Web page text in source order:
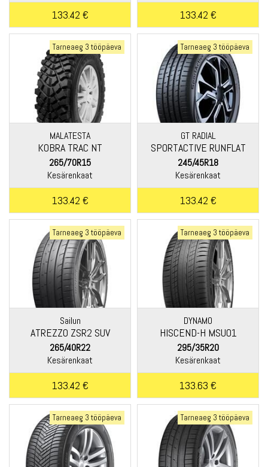
133.42 € 133.42 €
Tarneaeg 3 tööpäeva
MALATESTA
KOBRA TRAC NT
265/70R15
Kesärenkaat
133.42 €
Tarneaeg 3 tööpäeva
GT RADIAL
SPORTACTIVE RUNFLAT
245/45R18
Kesärenkaat
133.42 €
Tarneaeg 3 tööpäeva
Sailun
ATREZZO ZSR2 SUV
265/40R22
Kesärenkaat
133.42 €
Tarneaeg 3 tööpäeva
DYNAMO
HISCEND-H MSU01
295/35R20
Kesärenkaat
133.63 €
Tarneaeg 3 tööpäeva Tarneaeg 3 tööpäeva